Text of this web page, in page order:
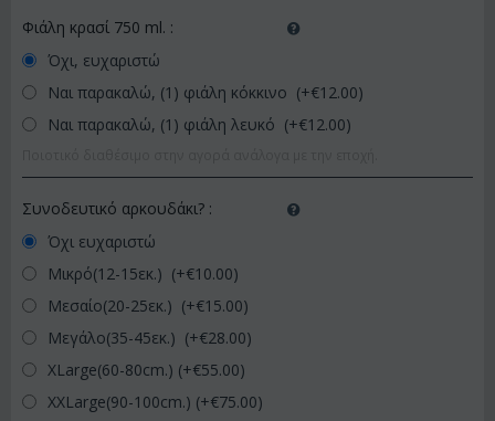
Φιάλη κρασί 750 ml. :
Όχι, ευχαριστώ
Ναι παρακαλώ, (1) φιάλη κόκκινο (+€12.00)
Ναι παρακαλώ, (1) φιάλη λευκό (+€12.00)
Συνοδευτικό αρκουδάκι? :
Όχι ευχαριστώ
Μικρό(12-15εκ.) (+€10.00)
Μεσαίο(20-25εκ.) (+€15.00)
Μεγάλο(35-45εκ.) (+€28.00)
XLarge(60-80cm.) (+€55.00)
XXLarge(90-100cm.) (+€75.00)